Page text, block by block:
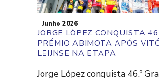
Junho 2026
JORGE LÓPEZ CONQUISTA
PRÉMIO ABIMOTA APÓS
LEIJNSE NA ETAPA
Jorge López conquista 46.º